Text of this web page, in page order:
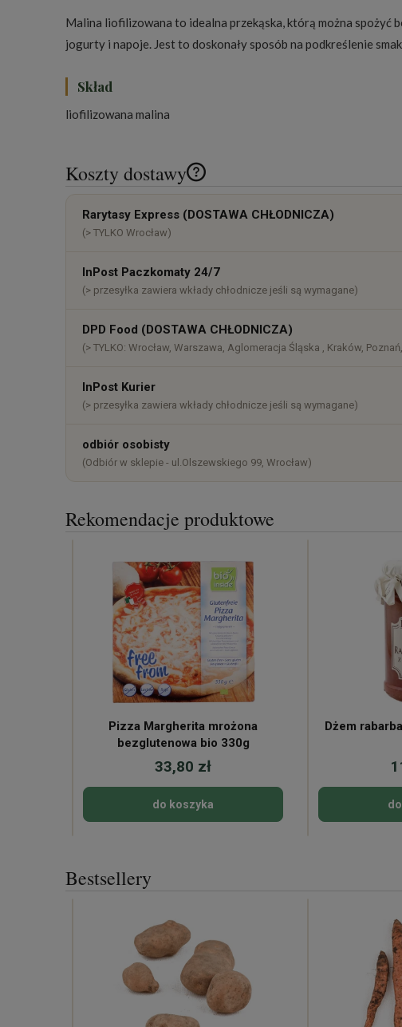
Malina liofilizowana to idealna przekąska, którą można spożyć
jogurty i napoje. Jest to doskonały sposób na podkreślenie
Skład
liofilizowana malina
Koszty dostawy
Cena nie zawiera ewentualnych kosztów
Rarytasy Express (DOSTAWA CHŁODNICZA)
(> TYLKO Wrocław)
InPost Paczkomaty 24/7
(> przesyłka zawiera wkłady chłodnicze jeśli są wymagane)
DPD Food (DOSTAWA CHŁODNICZA)
(> TYLKO: Wrocław, Warszawa, Aglomeracja Śląska , Kraków,
InPost Kurier
(> przesyłka zawiera wkłady chłodnicze jeśli są wymagane)
odbiór osobisty
(Odbiór w sklepie - ul.Olszewskiego 99, Wrocław)
Rekomendacje produktowe
Pizza Margherita mrożona
bezglutenowa bio 330g
33,80 zł
do koszyka
Dżem
Bestsellery